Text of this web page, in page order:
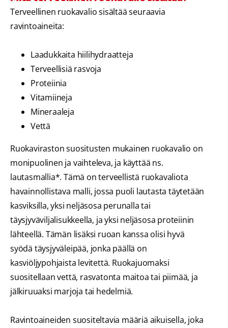
Terveellinen ruokavalio sisältää seuraavia
ravintoaineita:
Laadukkaita hiilihydraatteja
Terveellisiä rasvoja
Proteiinia
Vitamiineja
Mineraaleja
Vettä
Ruokaviraston suositusten mukainen ruokavalio on
monipuolinen ja vaihteleva, ja käyttää ns.
lautasmallia*. Tämä on terveellistä ruokavaliota
havainnollistava malli, jossa puoli lautasta täytetään
kasviksilla, yksi neljäsosa perunalla tai
täysjyväviljalisukkeella, ja yksi neljäsosa proteiinin
lähteellä. Tämän lisäksi ruoan kanssa olisi hyvä
syödä täysjyväleipää, jonka päällä on
kasviöljypohjaista levitettä. Ruokajuomaksi
suositellaan vettä, rasvatonta maitoa tai piimää, ja
jälkiruuaksi marjoja tai hedelmiä.
Ravintoaineiden suositeltavia määriä aikuisella, joka